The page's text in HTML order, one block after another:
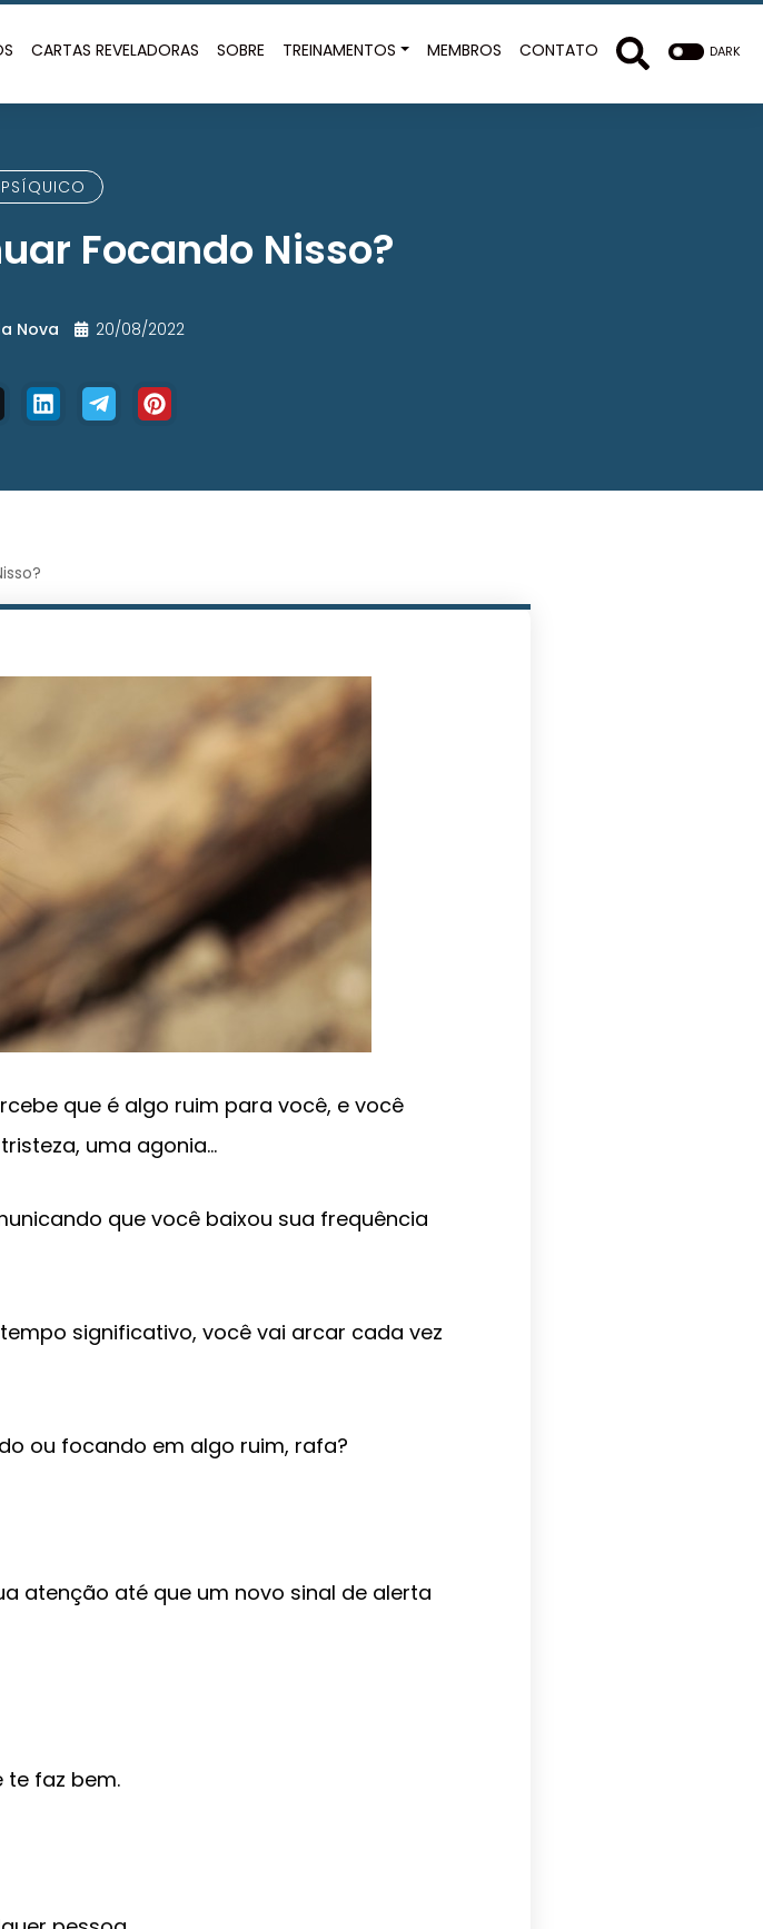
CARTAS REVELADORAS SOBRE TREINAMENTOS MEMBROS CONTATO DARK
Focando Nisso?
Nova 20/08/2022
que é algo ruim para você, e você
uma agonia…
que você baixou sua frequência
significativo, você vai arcar cada vez
ou focando em algo ruim, rafa?
atenção até que um novo sinal de alerta
faz bem.